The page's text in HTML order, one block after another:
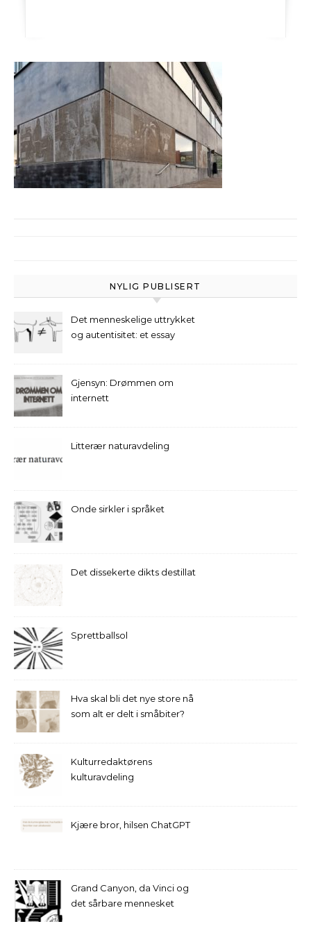
NYLIG PUBLISERT
Det menneskelige uttrykket
og autentisitet: et essay
Gjensyn: Drømmen om
internett
Litterær naturavdeling
Onde sirkler i språket
Det dissekerte dikts destillat
Sprettballsol
Hva skal bli det nye store nå
som alt er delt i småbiter?
Kulturredaktørens
kulturavdeling
Kjære bror, hilsen ChatGPT
Grand Canyon, da Vinci og
det sårbare mennesket